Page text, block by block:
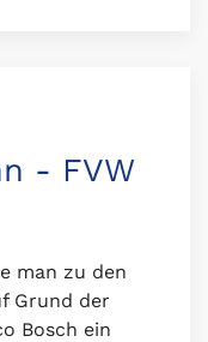
- FVW
man zu den
Grund der
Bosch ein